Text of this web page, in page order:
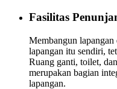
Fasilitas
Membangun lapangan
lapangan itu sendiri,
Ruang ganti, toilet,
merupakan bagian
lapangan.